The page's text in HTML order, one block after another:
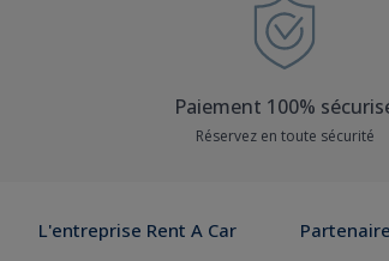
Paiement 100%
Réservez en toute sécurité
L'entreprise Rent A Car